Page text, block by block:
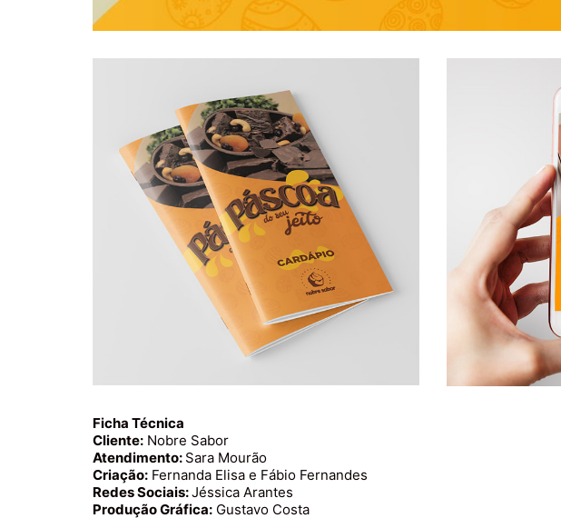
Ficha Técnica
Cliente: Nobre Sabor
Atendimento: Sara Mourão
Criação: Fernanda Elisa e Fábio Fernandes
Redes Sociais:Jéssica Arantes
Produção Gráfica: Gustavo Costa